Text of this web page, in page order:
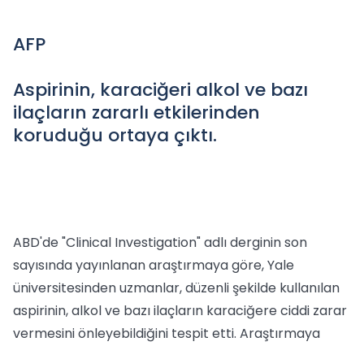
AFP
Aspirinin, karaciğeri alkol ve bazı
ilaçların zararlı etkilerinden
koruduğu ortaya çıktı.
ABD'de "Clinical Investigation" adlı derginin son
sayısında yayınlanan araştırmaya göre, Yale
üniversitesinden uzmanlar, düzenli şekilde kullanılan
aspirinin, alkol ve bazı ilaçların karaciğere ciddi zarar
vermesini önleyebildiğini tespit etti. Araştırmaya